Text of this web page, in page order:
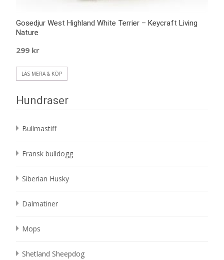
Gosedjur West Highland White Terrier – Keycraft Living
Nature
299 kr
LÄS MERA & KÖP
Hundraser
Bullmastiff
Fransk bulldogg
Siberian Husky
Dalmatiner
Mops
Shetland Sheepdog